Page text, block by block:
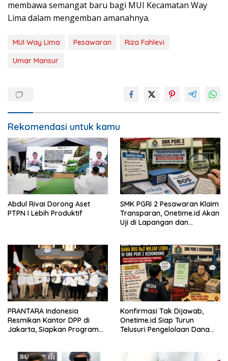
membawa semangat baru bagi MUI Kecamatan Way
Lima dalam mengemban amanahnya.
MUI Way Lima Pesawaran
Riza Fahlevi
Umar Mansur
Rekomendasi untuk kamu
Abdul Rivai Dorong Aset
PTPN I Lebih Produktif
SMK PGRI 2 Pesawaran Klaim
Transparan, Onetime.id Akan
Uji di Lapangan dan
PRANTARA Indonesia
Resmikan Kantor DPP di
Jakarta, Siapkan Program
Konfirmasi Tak Dijawab,
Onetime.id Siap Turun
Telusuri Pengelolaan Dana